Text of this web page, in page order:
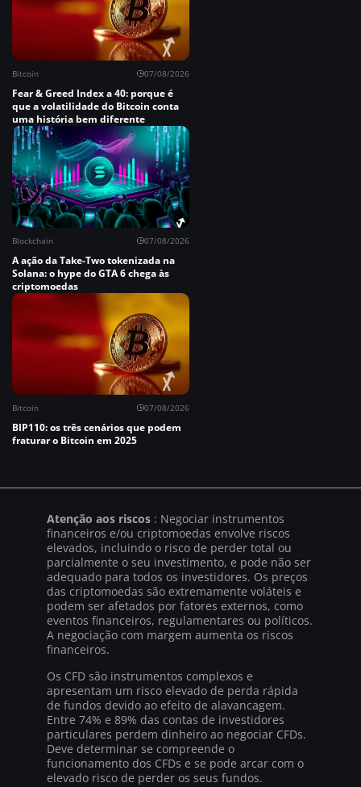
Bitcoin 07/08/2026
Fear & Greed Index a 40: porque é
que a volatilidade do Bitcoin conta
uma história bem diferente
Blockchain 07/08/2026
A ação da Take-Two tokenizada na
Solana: o hype do GTA 6 chega às
criptomoedas
Bitcoin 07/08/2026
BIP110: os três cenários que podem
fraturar o Bitcoin em 2025
Atenção aos riscos : Negociar instrumentos
financeiros e/ou criptomoedas envolve riscos
elevados, incluindo o risco de perder total ou
parcialmente o seu investimento, e pode não ser
adequado para todos os investidores. Os preços
das criptomoedas são extremamente voláteis e
podem ser afetados por fatores externos, como
eventos financeiros, regulamentares ou políticos.
A negociação com margem aumenta os riscos
financeiros.
Os CFD são instrumentos complexos e
apresentam um risco elevado de perda rápida
de fundos devido ao efeito de alavancagem.
Entre 74% e 89% das contas de investidores
particulares perdem dinheiro ao negociar CFDs.
Deve determinar se compreende o
funcionamento dos CFDs e se pode arcar com o
elevado risco de perder os seus fundos.